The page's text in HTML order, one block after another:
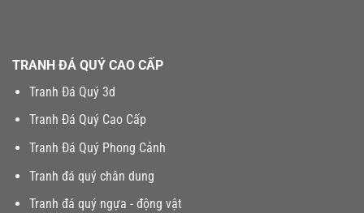
TRANH ĐÁ QUÝ CAO CẤP
Tranh Đá Quý 3d
Tranh Đá Quý Cao Cấp
Tranh Đá Quý Phong Cảnh
Tranh đá quý chân dung
Tranh đá quý ngựa - động vật